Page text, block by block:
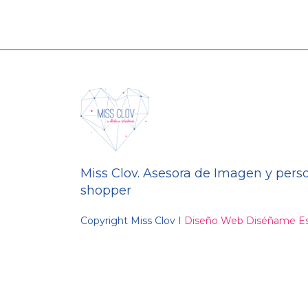
Miss Clov. Asesora de Imagen y
shopper
Copyright Miss Clov I Diseño Web Diséñame